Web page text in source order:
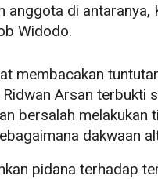
anggota di antaranya,
Widodo.
membacakan
Arsan terbukti
bersalah melakukan
dakwaan
pidana terhadap